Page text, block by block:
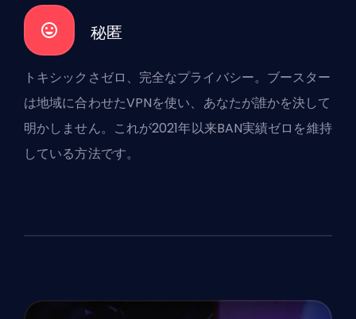
秘匿
トキシックさゼロ、完全なプライバシー。ブースター
は地域に合わせたVPNを使い、あなたが誰かを決して
明かしません。これが2021年以来BAN実績ゼロを維持
している方法です。